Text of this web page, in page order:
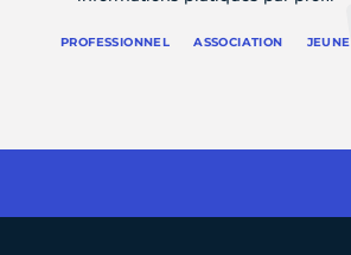
PROFESSIONNEL ASSOCIATION JEUNE